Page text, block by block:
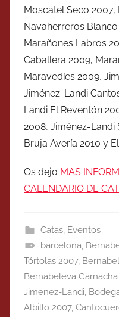
Moscatel Seco
Navaherreros
Marañones Labros
Caballera 2009,
Maravedíes 2009,
Jiménez-Landi
Landi El Reventón
2008, Jiménez-
Bruja Avería 2010 y
Os dejo MAS
CALENDARIO DE
Catas, Eventos
barcelona,
Tórtolas 2007,
Bernabeleva
Jimenez-Landi,
Albillo 2007,